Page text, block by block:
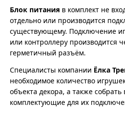
Блок питания в комплект не
отдельно или производится
существующему. Подключение
или контроллеру производится
герметичный разъём.
Специалисты компании Ёлка
необходимое количество
объекта декора, а также
комплектующие для их